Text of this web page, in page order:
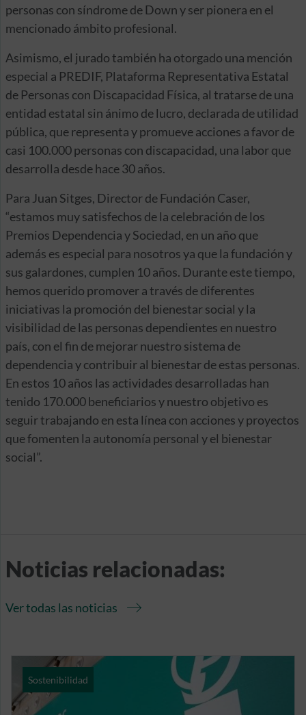
personas con síndrome de Down y ser pionera en el
mencionado ámbito profesional.
Asimismo, el jurado también ha otorgado una mención
especial a PREDIF, Plataforma Representativa Estatal
de Personas con Discapacidad Física, al tratarse de una
entidad estatal sin ánimo de lucro, declarada de utilidad
pública, que representa y promueve acciones a favor de
casi 100.000 personas con discapacidad, una labor que
desarrolla desde hace 30 años.
Para Juan Sitges, Director de Fundación Caser,
“estamos muy satisfechos de la celebración de los
Premios Dependencia y Sociedad, en un año que
además es especial para nosotros ya que la fundación y
sus galardones, cumplen 10 años. Durante este tiempo,
hemos querido promover a través de diferentes
iniciativas la promoción del bienestar social y la
visibilidad de las personas dependientes en nuestro
país, con el fin de mejorar nuestro sistema de
dependencia y contribuir al bienestar de estas personas.
En estos 10 años las actividades desarrolladas han
tenido 170.000 beneficiarios y nuestro objetivo es
seguir trabajando en esta línea con acciones y proyectos
que fomenten la autonomía personal y el bienestar
social”.
Noticias relacionadas:
Ver todas las noticias
Sostenibilidad